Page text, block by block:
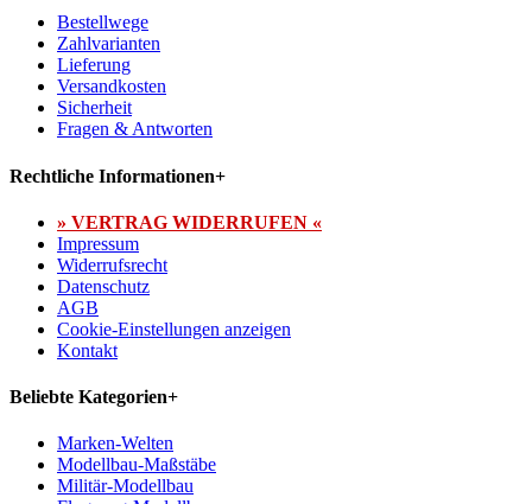
Bestellwege
Zahlvarianten
Lieferung
Versandkosten
Sicherheit
Fragen & Antworten
Rechtliche Informationen+
» VERTRAG WIDERRUFEN «
Impressum
Widerrufsrecht
Datenschutz
AGB
Cookie-Einstellungen anzeigen
Kontakt
Beliebte Kategorien+
Marken-Welten
Modellbau-Maßstäbe
Militär-Modellbau